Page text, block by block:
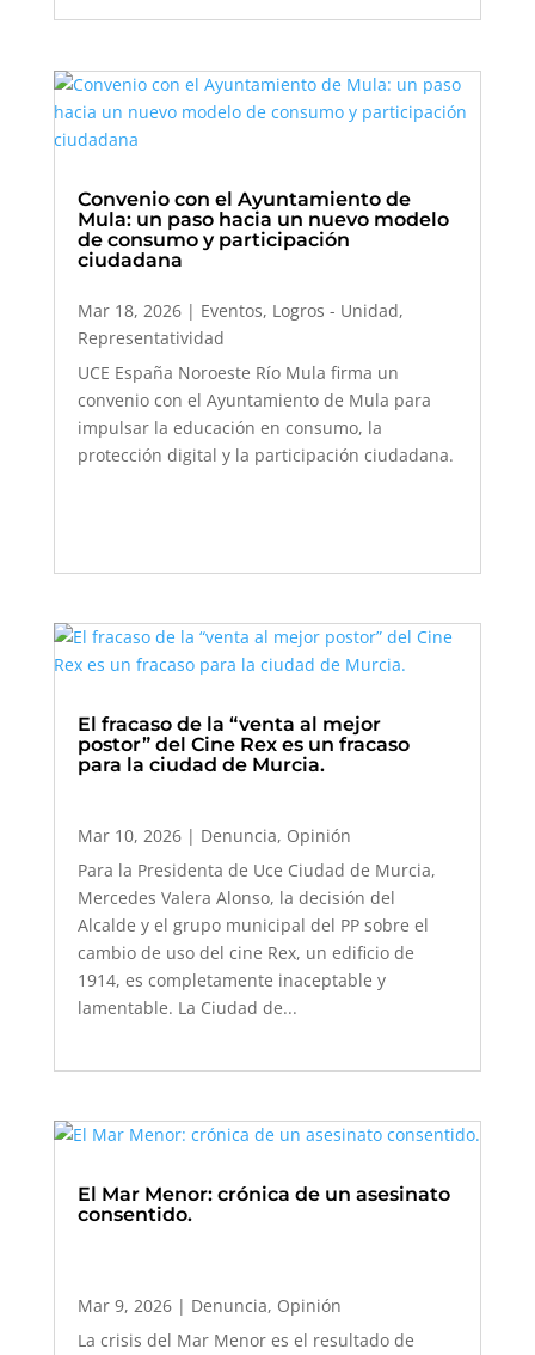
Convenio con el Ayuntamiento de
Mula: un paso hacia un nuevo modelo
de consumo y participación
ciudadana
Mar 18, 2026| Eventos, Logros - Unidad,
Representatividad
UCE España Noroeste Río Mula firma un
convenio con el Ayuntamiento de Mula para
impulsar la educación en consumo, la
protección digital y la participación ciudadana.
El fracaso de la “venta al mejor
postor” del Cine Rex es un fracaso
para la ciudad de Murcia.
Mar 10, 2026| Denuncia, Opinión
Para la Presidenta de Uce Ciudad de Murcia,
Mercedes Valera Alonso, la decisión del
Alcalde y el grupo municipal del PP sobre el
cambio de uso del cine Rex, un edificio de
1914, es completamente inaceptable y
lamentable. La Ciudad de...
El Mar Menor: crónica de un asesinato
consentido.
Mar 9, 2026| Denuncia, Opinión
La crisis del Mar Menor es el resultado de